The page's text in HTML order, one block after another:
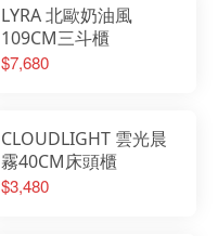
LYRA 北歐奶油風
109CM三斗櫃
$7,680
CLOUDLIGHT 雲光晨
霧40CM床頭櫃
$3,480